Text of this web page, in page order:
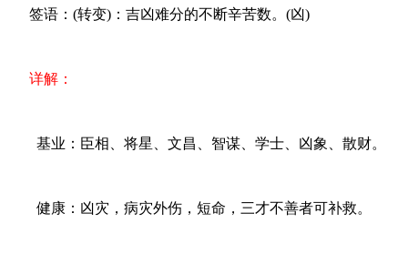
签语：(转变)：吉凶难分的不断辛苦数。(凶)
详解：
基业：臣相、将星、文昌、智谋、学士、凶象、散财。
健康：凶灾，病灾外伤，短命，三才不善者可补救。